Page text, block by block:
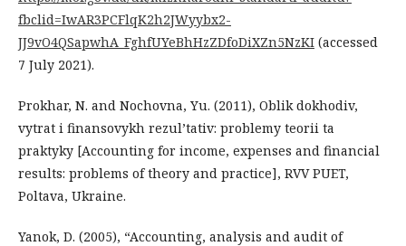
fbclid=IwAR3PCFlqK2h2JWyybx2-
JJ9vO4QSapwhA_FghfUYeBhHzZDfoDiXZn5NzKI (accessed
7 July 2021).
Prokhar, N. and Nochovna, Yu. (2011), Oblik dokhodiv,
vytrat i finansovykh rezul’tativ: problemy teorii ta
praktyky [Accounting for income, expenses and financial
results: problems of theory and practice], RVV PUET,
Poltava, Ukraine.
Yanok, D. (2005), “Accounting, analysis and audit of